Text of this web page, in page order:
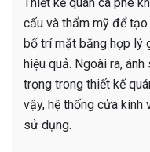
cấu và thẩm mỹ để
bố trí mặt bằng hợp lý
hiệu quả. Ngoài ra,
trọng trong thiết kế
vậy, hệ thống cửa
sử dụng.